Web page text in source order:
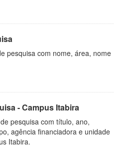
pesquisa com nome, área, nome
- Campus Itabira
pesquisa com título, ano,
agência financiadora e unidade
Itabira.